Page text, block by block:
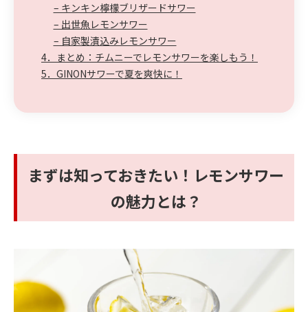
– キンキン檸檬ブリザードサワー
– 出世魚レモンサワー
– 自家製漬込みレモンサワー
4．まとめ：チムニーでレモンサワーを楽しもう！
5．GINONサワーで夏を爽快に！
まずは知っておきたい！レモンサワー
の魅力とは？